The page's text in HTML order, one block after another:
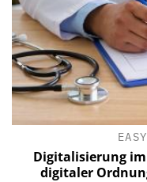
Digitalisierung
digitaler